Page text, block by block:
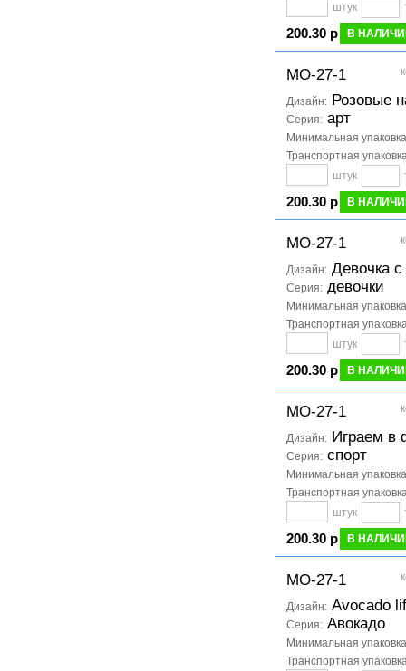
штук
200.30 р В
МО-27-1
Дизайн: Розовые
Серия: арт
Минимальная упаковка
Транспортная
штук
200.30 р В
МО-27-1
Дизайн: Девочка
Серия: девочки
Минимальная упаковка
Транспортная
штук
200.30 р В
МО-27-1
Дизайн: Играем в
Серия: спорт
Минимальная упаковка
Транспортная
штук
200.30 р В
МО-27-1
Дизайн: Avocado
Серия: Авокадо
Минимальная упаковка
Транспортная